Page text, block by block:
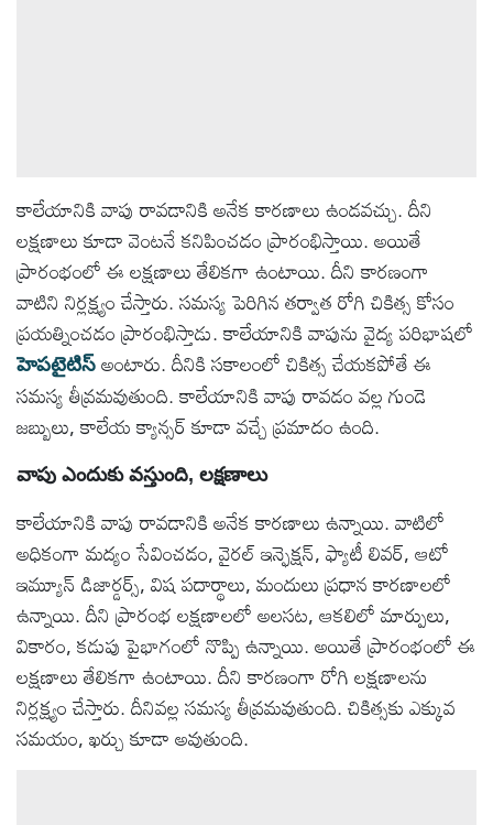
ప్రెస్
రిలీజ్
కాలేయానికి వాపు రావడానికి అనేక కారణాలు ఉండవచ్చు. దీని
లక్షణాలు కూడా వెంటనే కనిపించడం ప్రారంభిస్తాయి. అయితే
ప్రారంభంలో ఈ లక్షణాలు తేలికగా ఉంటాయి. దీని కారణంగా
వాటిని నిర్లక్ష్యం చేస్తారు. సమస్య పెరిగిన తర్వాత రోగి చికిత్స కోసం
ప్రయత్నించడం ప్రారంభిస్తాడు. కాలేయానికి వాపును వైద్య పరిభాషలో
హెపటైటిస్ అంటారు. దీనికి సకాలంలో చికిత్స చేయకపోతే ఈ
సమస్య తీవ్రమవుతుంది. కాలేయానికి వాపు రావడం వల్ల గుండె
జబ్బులు, కాలేయ క్యాన్సర్ కూడా వచ్చే ప్రమాదం ఉంది.
వాపు ఎందుకు వస్తుంది, లక్షణాలు
కాలేయానికి వాపు రావడానికి అనేక కారణాలు ఉన్నాయి. వాటిలో
అధికంగా మద్యం సేవించడం, వైరల్ ఇన్ఫెక్షన్, ఫ్యాటీ లివర్, ఆటో
ఇమ్యూన్ డిజార్డర్స్, విష పదార్థాలు, మందులు ప్రధాన కారణాలలో
ఉన్నాయి. దీని ప్రారంభ లక్షణాలలో అలసట, ఆకలిలో మార్పులు,
వికారం, కడుపు పైభాగంలో నొప్పి ఉన్నాయి. అయితే ప్రారంభంలో ఈ
లక్షణాలు తేలికగా ఉంటాయి. దీని కారణంగా రోగి లక్షణాలను
నిర్లక్ష్యం చేస్తారు. దీనివల్ల సమస్య తీవ్రమవుతుంది. చికిత్సకు ఎక్కువ
సమయం, ఖర్చు కూడా అవుతుంది.